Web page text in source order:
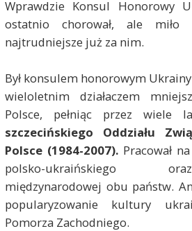
Wprawdzie Konsul Honorowy
ostatnio chorował, ale
najtrudniejsze już za nim.
Był konsulem honorowym
wieloletnim działaczem
Polsce, pełniąc przez wiele
szczecińskiego Oddziału
Polsce (1984-2007).Pracował
polsko-ukraińskiego
międzynarodowej obu państw.
popularyzowanie kultury
Pomorza Zachodniego.